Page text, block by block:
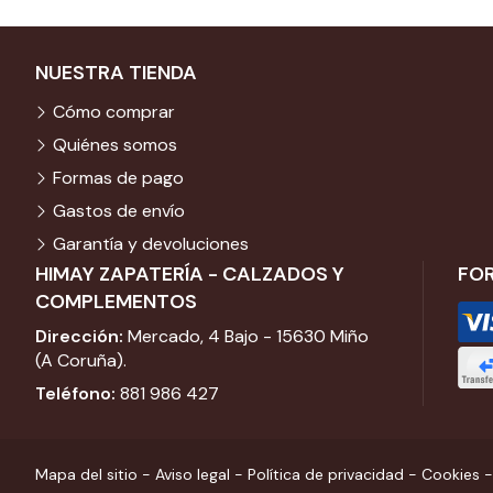
HIMAY ZAPATERÍA - CALZADOS Y
COMPLEMENTOS
Dirección: Mercado, 4 Bajo - 15630 Miño
(A Coruña).
Teléfono: 881 986 427
NUESTRA TIENDA
Cómo comprar
Quiénes somos
Formas de pago
Gastos de envío
Garantía y devoluciones
Mapa del sitio - Aviso legal - Política de privacidad - Cookies